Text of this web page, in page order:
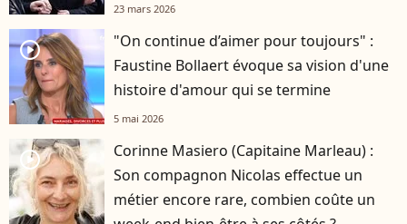
23 mars 2026
player2
"On continue d’aimer pour toujours" :
Faustine Bollaert évoque sa vision d'une
histoire d'amour qui se termine
5 mai 2026
player2
Corinne Masiero (Capitaine Marleau) :
Son compagnon Nicolas effectue un
métier encore rare, combien coûte un